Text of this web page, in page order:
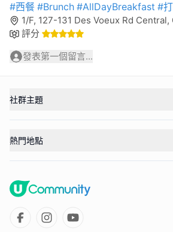
#西餐 #Brunch #AllDayBreakfast #
1/F, 127-131 Des Voeux Rd
評分
發表第一個留言...
社群主題
熱門地點